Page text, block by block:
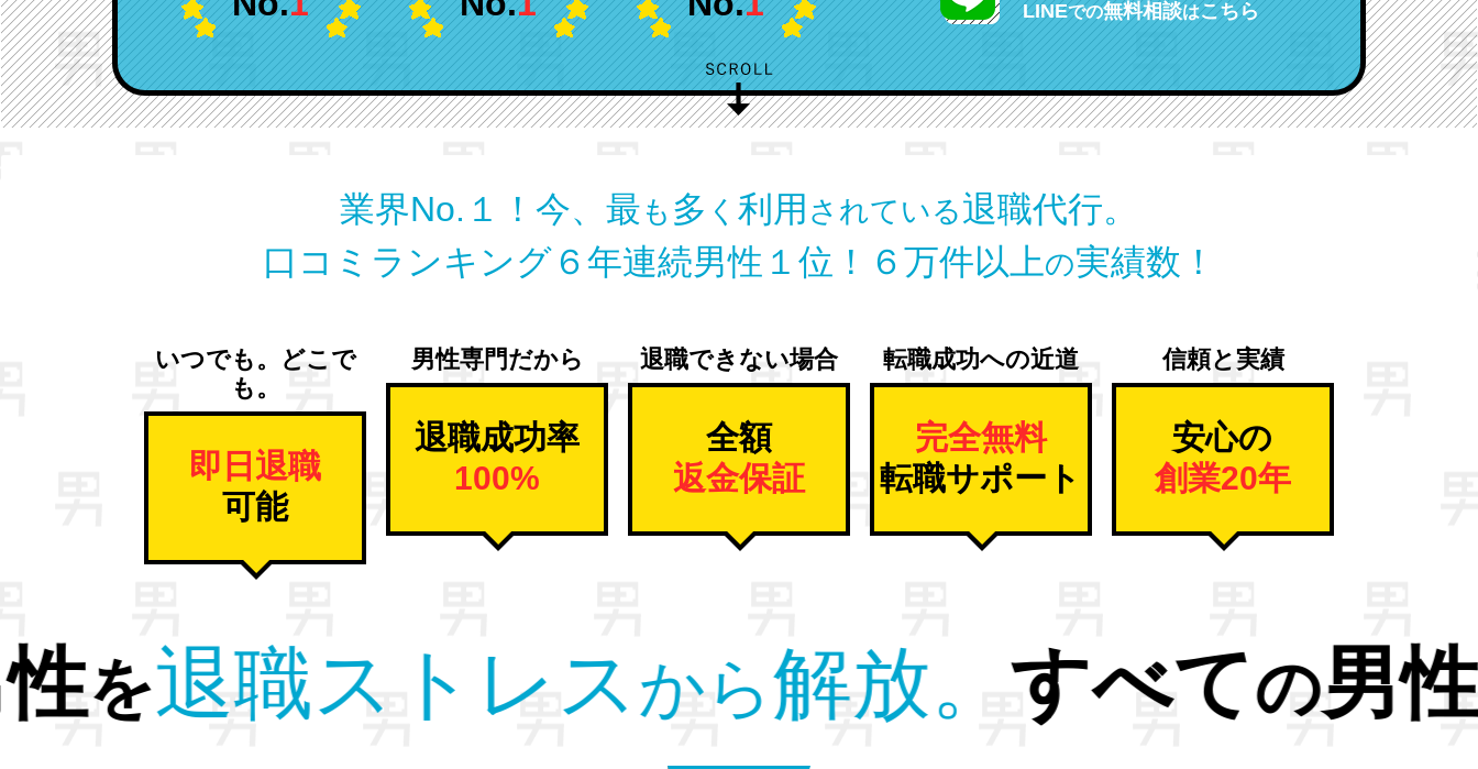
LINEでの無料相談はこちら
業界No.１！ 今、最 も 多 く 利用 されている退職代行。
口コミランキング６年連続男性１位！ ６万件以上の実績数！
いつでも。どこで
も。
即日退職
可能
男性専門だから
退職成功率
100%
退職できない場合
全額
返金保証
転職成功への近道
完全無料
転職サポート
信頼と実績
安心の
創業20年
ら解放。すべての男性を退職ストレスか